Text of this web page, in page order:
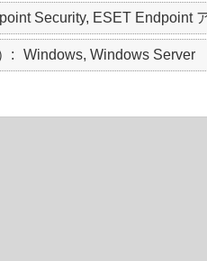
Security, ESET Endpoint
Windows, Windows Server